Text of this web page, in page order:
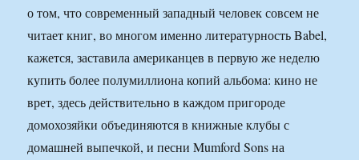
о том, что современный западный человек совсем не
читает книг, во многом именно литературность Babel,
кажется, заставила американцев в первую же неделю
купить более полумиллиона копий альбома: кино не
врет, здесь действительно в каждом пригороде
домохозяйки объединяются в книжные клубы с
домашней выпечкой, и песни Mumford Sons на